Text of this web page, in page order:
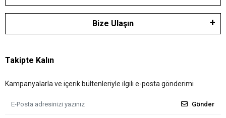
Bize Ulaşın
Takipte Kalın
Kampanyalarla ve içerik bültenleriyle ilgili e-posta gönderimi
Gönder